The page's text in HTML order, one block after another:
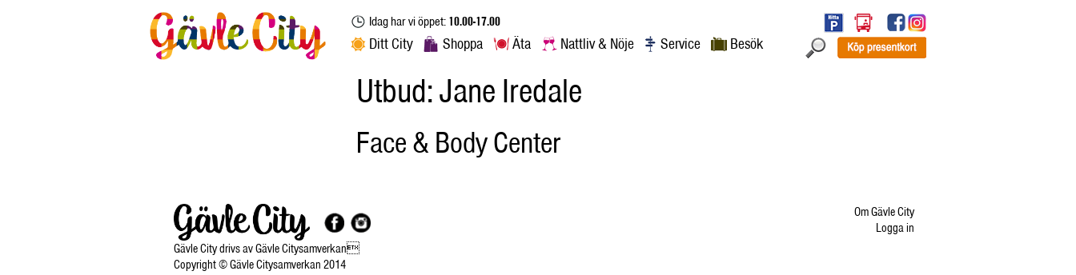
Idag har vi öppet:10.00-17.00
Ditt City Shoppa Äta Nattliv & Nöje Service Besök
Utbud:Jane Iredale
Face & Body Center
Gävle City drivs av Gävle Citysamverkan
Copyright © Gävle Citysamverkan 2014
Om Gävle City
Logga in